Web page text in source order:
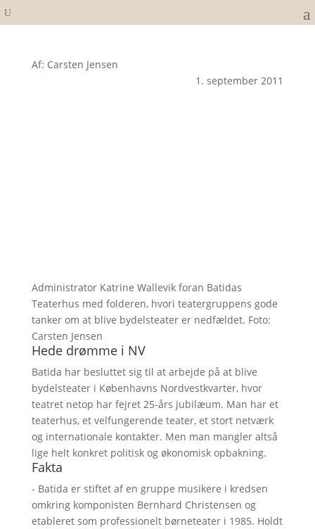
Af: Carsten Jensen
1. september 2011
Administrator Katrine Wallevik foran Batidas
Teaterhus med folderen, hvori teatergruppens gode
tanker om at blive bydelsteater er nedfældet. Foto:
Carsten Jensen
Hede drømme i NV
Batida har besluttet sig til at arbejde på at blive
bydelsteater i Københavns Nordvestkvarter, hvor
teatret netop har fejret 25-års jubilæum. Man har et
teaterhus, et velfungerende teater, et stort netværk
og internationale kontakter. Men man mangler altså
lige helt konkret politisk og økonomisk opbakning.
Fakta
- Batida er stiftet af en gruppe musikere i kredsen
omkring komponisten Bernhard Christensen og
etableret som professionelt børneteater i 1985. Holdt